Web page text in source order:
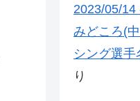
2023/05/
みどころ(
シング選手
り